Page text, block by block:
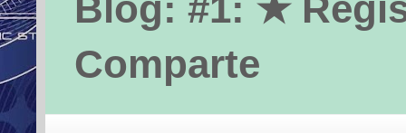
Comparte